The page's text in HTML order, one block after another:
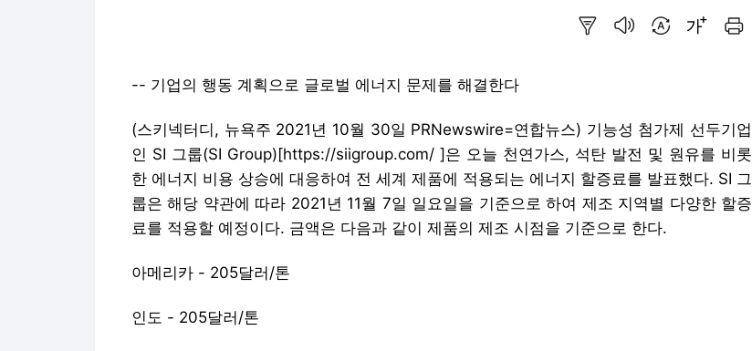
-- 기업의 행동 계획으로 글로벌 에너지 문제를 해결한다
(스키넥터디, 뉴욕주 2021년 10월 30일 PRNewswire=연합뉴스) 기능성 첨가제 선두기업
인 SI 그룹(SI Group)[https://siigroup.com/ ]은 오늘 천연가스, 석탄 발전 및 원유를 비롯
한 에너지 비용 상승에 대응하여 전 세계 제품에 적용되는 에너지 할증료를 발표했다. SI 그
룹은 해당 약관에 따라 2021년 11월 7일 일요일을 기준으로 하여 제조 지역별 다양한 할증
료를 적용할 예정이다. 금액은 다음과 같이 제품의 제조 시점을 기준으로 한다.
아메리카 - 205달러/톤
인도 - 205달러/톤